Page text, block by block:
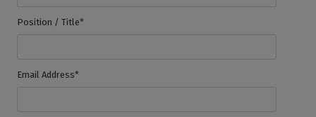
Position / Title*
Email Address*